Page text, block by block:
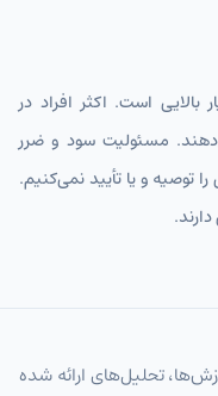
بالایی است. اکثر افراد در
مسئولیت سود و ضرر
توصیه و یا تأیید نمی‌کنیم.
تحلیل‌های ارائه شده